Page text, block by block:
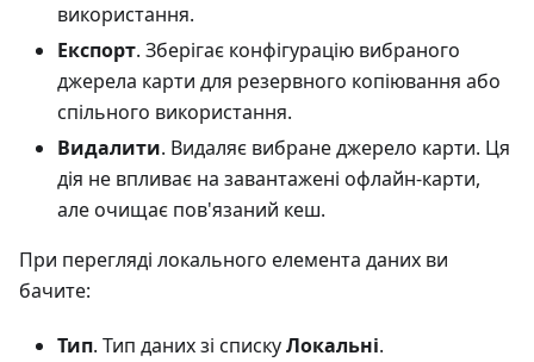
використання.
Експорт. Зберігає конфігурацію вибраного
джерела карти для резервного копіювання або
спільного використання.
Видалити. Видаляє вибране джерело карти. Ця
дія не впливає на завантажені офлайн-карти,
але очищає пов'язаний кеш.
При перегляді локального елемента даних ви
бачите:
Тип. Тип даних зі спискуЛокальні.